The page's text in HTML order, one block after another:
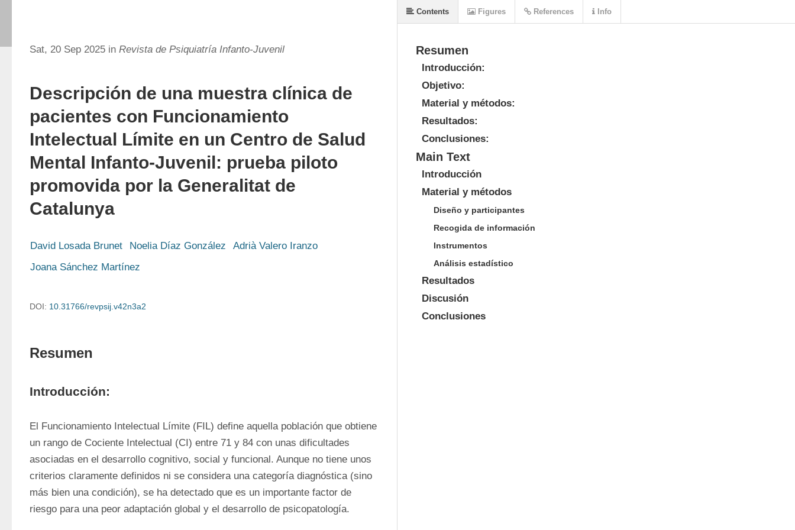
Sat, 20 Sep 2025 in Revista de Psiquiatría Infanto-Juvenil
Descripción de una muestra clínica de
pacientes con Funcionamiento
Intelectual Límite en un Centro de Salud
Mental Infanto-Juvenil: prueba piloto
promovida por la Generalitat de
Catalunya
David Losada Brunet Noelia Díaz González
Adrià Valero Iranzo
Joana Sánchez Martínez
DOI: 10.31766/revpsij.v42n3a2
Resumen
Introducción:
El Funcionamiento Intelectual Límite (FIL) define aquella población que obtiene
un rango de Cociente Intelectual (CI) entre 71 y 84 con unas dificultades
asociadas en el desarrollo cognitivo, social y funcional. Aunque no tiene unos
criterios claramente definidos ni se considera una categoría diagnóstica (sino
más bien una condición), se ha detectado que es un importante factor de
riesgo para una peor adaptación global y el desarrollo de psicopatología.
Resumen
Introducción:
Objetivo:
Material y métodos:
Resultados:
Conclusiones:
Main Text
Introducción
Material y métodos
Diseño y participantes
Recogida de información
Instrumentos
Análisis estadístico
Resultados
Discusión
Conclusiones
Contents Figures References Info